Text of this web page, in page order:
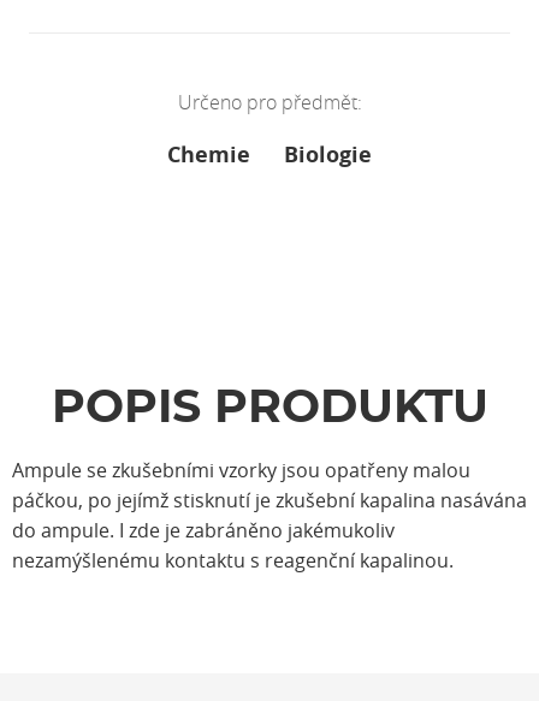
Určeno pro předmět:
Chemie Biologie
POPIS PRODUKTU
Ampule se zkušebními vzorky jsou opatřeny malou
páčkou, po jejímž stisknutí je zkušební kapalina nasávána
do ampule. I zde je zabráněno jakémukoliv
nezamýšlenému kontaktu s reagenční kapalinou.